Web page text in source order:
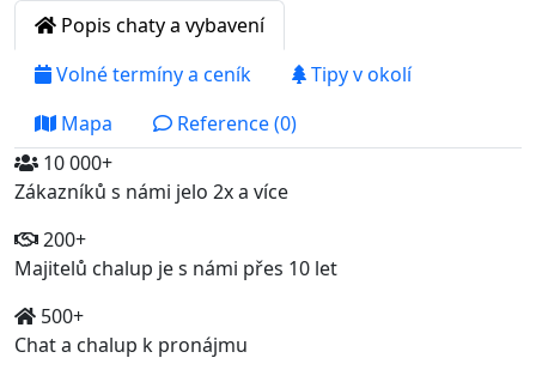
Popis chaty a vybavení
Volné termíny a ceník
Tipy v okolí
Mapa
Reference (0)
10 000+
Zákazníků s námi jelo 2x a více
200+
Majitelů chalup je s námi přes 10 let
500+
Chat a chalup k pronájmu